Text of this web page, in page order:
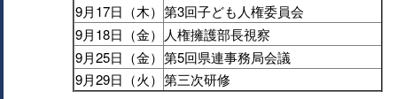
9月17日（木） 第3回子ども人権委員会
9月18日（金）
人権擁護部長視察
9月25日（金） 第5回県連事務局会議
9月29日（火） 第三次研修